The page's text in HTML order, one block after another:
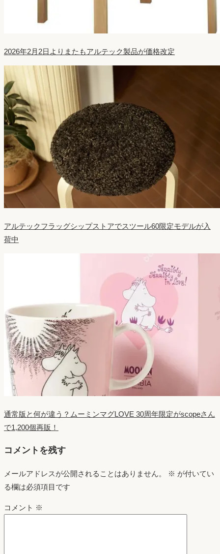
2026年2月2日よりまたもアルテック製品が価格改定
アルテックフラッグシップストアでスツール60限定モデルが入
荷中
通常版と何が違う？ムーミンマグLOVE 30周年限定がscopeさん
で1,200個再販！
コメントを残す
メールアドレスが公開されることはありません。 ※ が付いてい
る欄は必須項目です
コメント ※